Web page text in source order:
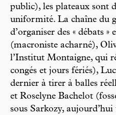
public), les plateaux sont
uniformité. La chaîne du
d’organiser des « débats
(macroniste acharné),
l’Institut Montaigne, qui
congés et jours fériés),
dernier à tirer à balles
et Roselyne Bachelot
sous Sarkozy,